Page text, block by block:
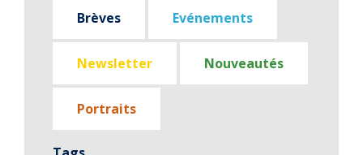
Brèves Evénements
Newsletter Nouveautés
Portraits